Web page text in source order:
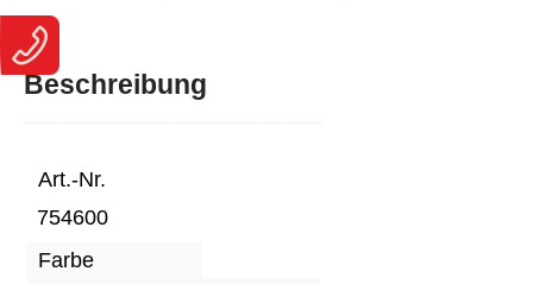
Beschreibung
Art.-Nr.
754600
Farbe